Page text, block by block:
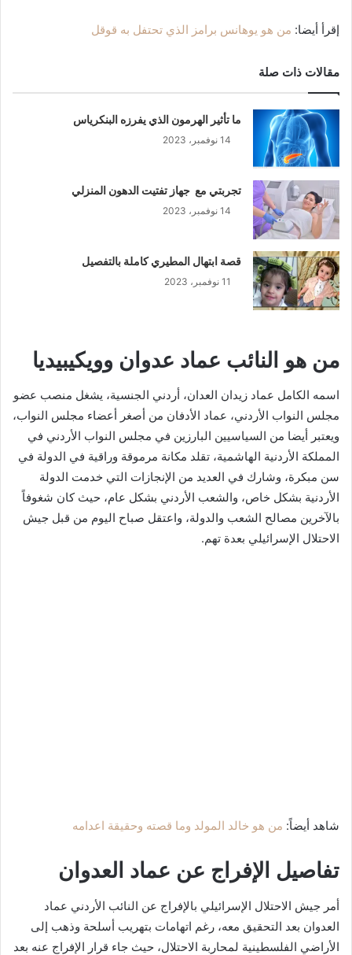
إقرأ أيضا: من هو يوهانس برامز الذي تحتفل به قوقل
مقالات ذات صلة
ما تأثير الهرمون الذي يفرزه البنكرياس
14 نوفمبر، 2023
تجربتي مع جهاز تفتيت الدهون المنزلي
14 نوفمبر، 2023
قصة ابتهال المطيري كاملة بالتفصيل
11 نوفمبر، 2023
من هو النائب عماد عدوان وويكيبيديا
اسمه الكامل عماد زيدان العدان، أردني الجنسية، يشغل منصب عضو
مجلس النواب الأردني، عماد الأدفان من أصغر أعضاء مجلس النواب،
ويعتبر أيضا من السياسيين البارزين في مجلس النواب الأردني في
المملكة الأردنية الهاشمية، تقلد مكانة مرموقة وراقية في الدولة في
سن مبكرة، وشارك في العديد من الإنجازات التي خدمت الدولة
الأردنية بشكل خاص، والشعب الأردني بشكل عام، حيث كان شغوفاً
بالآخرين مصالح الشعب والدولة، واعتقل صباح اليوم من قبل جيش
الاحتلال الإسرائيلي بعدة تهم.
شاهد أيضاً: من هو خالد المولد وما قصته وحقيقة اعدامه
تفاصيل الإفراج عن عماد العدوان
أمر جيش الاحتلال الإسرائيلي بالإفراج عن النائب الأردني عماد
العدوان بعد التحقيق معه، رغم اتهامات بتهريب أسلحة وذهب إلى
الأراضي الفلسطينية لمحاربة الاحتلال، حيث جاء قرار الإفراج عنه بعد